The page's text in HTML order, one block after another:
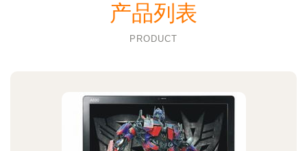
产品列表
PRODUCT